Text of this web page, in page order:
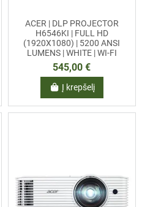
ACER | DLP PROJECTOR
H6546KI | FULL HD
(1920X1080) | 5200 ANSI
LUMENS | WHITE | WI-FI
545,00 €
Į krepšelį